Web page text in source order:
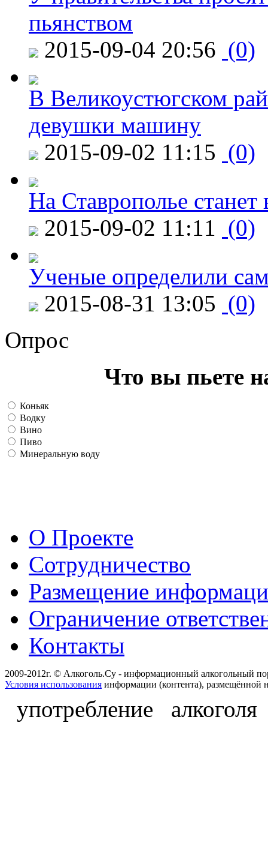
пьянством
2015-09-04 20:56 (0)
В Великоустюгском
девушки машину
2015-09-02 11:15 (0)
На Ставрополье
2015-09-02 11:11 (0)
Ученые определили
2015-08-31 13:05 (0)
Опрос
Что вы пьете
Коньяк
Водку
Вино
Пиво
Минеральную воду
О Проекте
Сотрудничество
Размещение
Ограничение
Контакты
2009-2012г. © Алкоголь.Су - информационный алкогольный
Условия использования информации (контента), размещённой
употребление